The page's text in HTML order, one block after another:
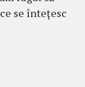
se înteţesc